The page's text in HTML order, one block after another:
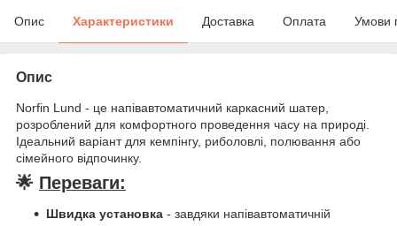
Опис Характеристики Доставка Оплата Умови
Опис
Norfin Lund - це напівавтоматичний каркасний шатер,
розроблений для комфортного проведення часу на природі.
Ідеальний варіант для кемпінгу, риболовлі, полювання або
сімейного відпочинку.
🌟 Переваги:
Швидка установка - завдяки напівавтоматичній